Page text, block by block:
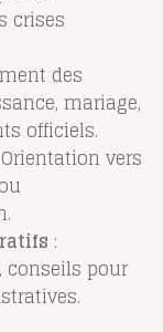
crises
des
mariage,
officiels.
vers
:
pour